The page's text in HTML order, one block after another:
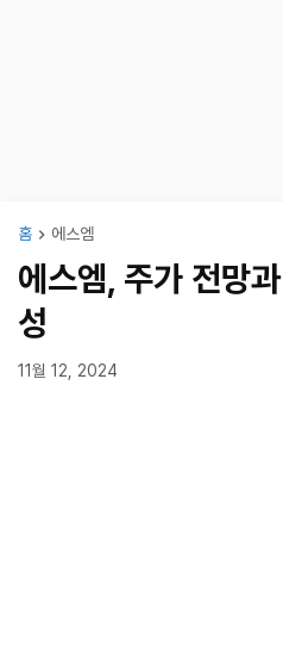
홈 에스엠
에스엠, 주가 전망
성
11월 12, 2024